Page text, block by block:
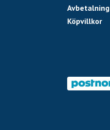
Avbetalning
Köpvillkor